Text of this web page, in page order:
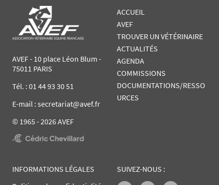
AVEF - 10 place Léon Blum -
75011 PARIS
Tél. : 01 44 93 30 51
E-mail : secretariat@avef.fr
© 1965 - 2026 AVEF
ACCUEIL
AVEF
TROUVER UN VÉTÉRINAIRE
ACTUALITÉS
AGENDA
COMMISSIONS
DOCUMENTATIONS/RESSO
URCES
INFORMATIONS LÉGALES
SUIVEZ-NOUS :